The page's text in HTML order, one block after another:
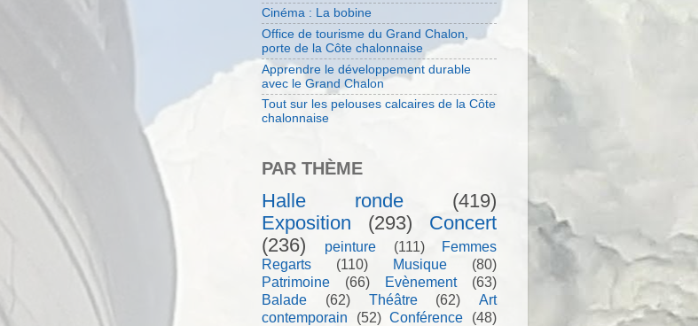
Cinéma : La bobine
Office de tourisme du Grand Chalon,
porte de la Côte chalonnaise
Apprendre le développement durable
avec le Grand Chalon
Tout sur les pelouses calcaires de la Côte
chalonnaise
PAR THÈME
Halle ronde
(419)
Exposition
(293)
Concert
(236)
peinture (111)
Femmes
Regarts
(110) Musique
(80)
Patrimoine
(66) Evènement
(63)
Balade
(62) Théâtre (62)
Art
contemporain
(52) Conférence (48)